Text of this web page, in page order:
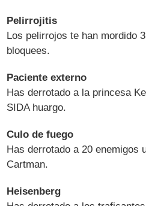
Pelirrojitis
Los pelirrojos te han mordido
bloquees.
Paciente externo
Has derrotado a la princesa
SIDA huargo.
Culo de fuego
Has derrotado a 20 enemigos
Cartman.
Heisenberg